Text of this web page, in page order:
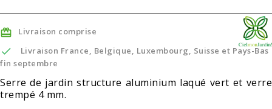
 Livraison comprise

Livraison France, Belgique, Luxembourg, Suisse et Pays-Bas
fin septembre
Serre de jardin structure aluminium laqué vert et verre
trempé 4 mm.